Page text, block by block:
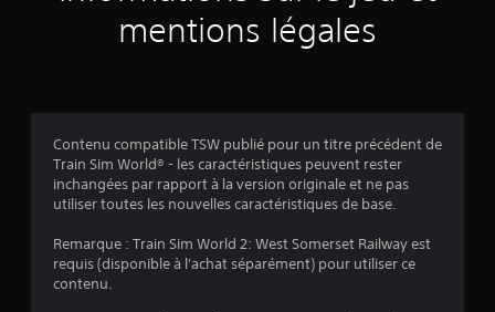
:
mentions légales
Contenu compatible TSW publié pour un titre précédent de
Train Sim World® - les caractéristiques peuvent rester
inchangées par rapport à la version originale et ne pas
utiliser toutes les nouvelles caractéristiques de base.
Remarque : Train Sim World 2: West Somerset Railway est
requis (disponible à l'achat séparément) pour utiliser ce
contenu.